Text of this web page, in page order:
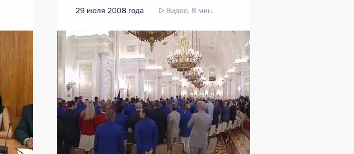
29 июля 2008 года Видео, 8 мин.